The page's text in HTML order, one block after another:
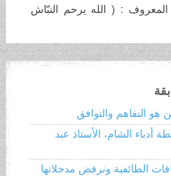
: ( الله يرحم النبّاش
التفاهم والتوافق
الشام، الأستاذ عبد
الطائفية ونرفض مدخلاتها